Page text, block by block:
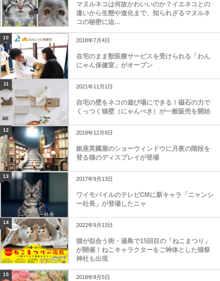
マヌルネコは何故かわいいのか？イエネコとの
違いから生態や進化まで、知られざるマヌルネ
コの秘密に迫...
10 2018年7月4日
在宅のまま獣医療サービスを受けられる「わん
にゃん保健室」がオープン
11 2021年11月1日
自宅の壁をネコの遊び場にできる！磁石の力で
くっつく猫壁（にゃんぺき）が一般販売を開始
12 2018年12月8日
銀座英國屋のショーウィンドウに月夜の階段を
登る猫のディスプレイが登場
13 2017年9月13日
ワイモバイルのテレビCMに新キャラ「ニャンシ
ー社長」が登場したニャ
14 2022年9月13日
猫が似合う街・湯島で15回目の「ねこまつり」
が開催！ねこキャラクターをご神体とした猫祭
神社も出現
15 2018年8月5日